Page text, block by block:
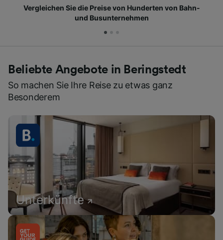
Sie die Preise von Hunderten von Bahn-
und Busunternehmen
Beliebte Angebote in Beringstedt
So machen Sie Ihre Reise zu etwas ganz
Besonderem
Unterkünfte